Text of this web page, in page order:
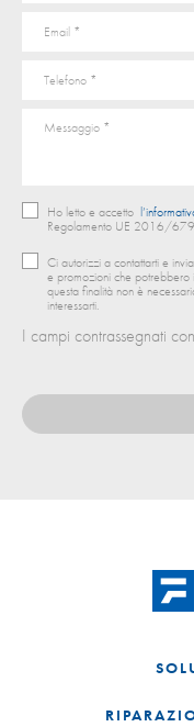
Ho letto e accetto
Regolamento UE 2016/
Ci autorizzi a contattarti e
e promozioni che potrebbero
questa finalità non è
interessarti.
I campi contrassegnati